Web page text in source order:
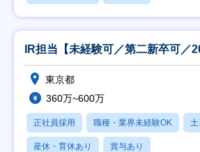
IR担当【未経験可／第二新卒可／
東京都
360万~600万
正社員採用 職種・業界未経験OK
産休・育休あり 賞与あり